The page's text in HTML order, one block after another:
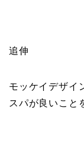
追伸
モッケイデザイ
スパが良いこと